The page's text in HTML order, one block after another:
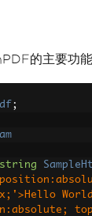
的主要功能
;
string